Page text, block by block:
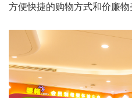
方便快捷的购物方式和价廉物